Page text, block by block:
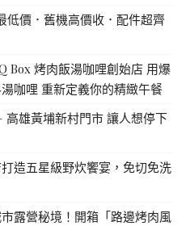
低價．舊機高價收．配件超齊
Box 烤肉飯湯咖哩創始店 用爆
咖哩 重新定義你的精緻午餐
高雄黃埔新村門市 讓人想停下
造五星級野炊饗宴，免切免洗
露營秘境！開箱「路邊烤肉風